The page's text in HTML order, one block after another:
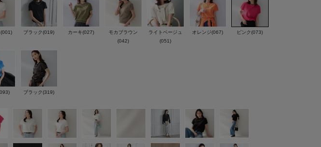
ブラック(019) カーキ(027)
モカブラウン
(042)
ライトベージュ
(051)
オレンジ(067) ピンク(073)
ブラック(319)